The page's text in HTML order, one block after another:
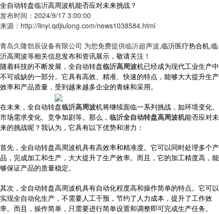
全自动转盘临沂高周波机能否应对未来挑战？
发布时间：2024/9/17 3:00:00
来源：http://linyi.qdjiulong.com/news1038584.html
青岛久隆勃辰设备有限公司 为您免费提供临沂超声波,临沂医疗热合机,临
沂高周波等相关信息发布和资讯展示，敬请关注！
随着科技的不断发展，全自动转盘临沂高周波机已经成为现代工业生产中
不可或缺的一部分。它具有高效、精准、快速的特点，能够大大提升生产
效率和产品质量，受到越来越多企业的青睐和采用。
在未来，全自动转盘临沂高周波机将继续面临一系列挑战，如环境变化、
市场需求变化、竞争加剧等。那么， 临沂全自动转盘高周波机能否应对未
来的挑战呢？我认为，它具有以下优势和潜力：
首先，全自动转盘高周波机具有高效率和精准度。它可以同时处理多个产
品，完成加工和生产，大大提升了生产效率。而且，它的加工精度高，能
够保证产品的质量稳定。
其次，全自动转盘高周波机具有自动化程度高和操作简单的特点。它可以
实现全自动化生产，不需要人工干预，节约了人力成本，提升了工作效
率。而且，操作简单，只需要进行简单设置和调整即可完成生产任务。